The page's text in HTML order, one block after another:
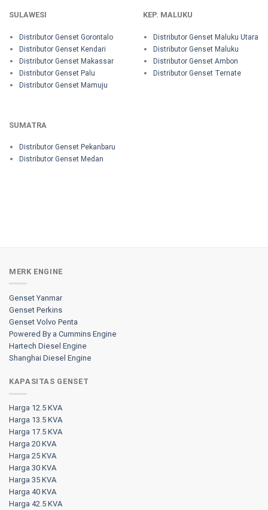
SULAWESI
Distributor Genset Gorontalo
Distributor Genset Kendari
Distributor Genset Makassar
Distributor Genset Palu
Distributor Genset Mamuju
KEP. MALUKU
Distributor Genset Maluku Utara
Distributor Genset Maluku
Distributor Genset Ambon
Distributor Genset Ternate
SUMATRA
Distributor Genset Pekanbaru
Distributor Genset Medan
MERK ENGINE
Genset Yanmar
Genset Perkins
Genset Volvo Penta
Powered By a Cummins Engine
Hartech Diesel Engine
Shanghai Diesel Engine
KAPASITAS GENSET
Harga 12.5 KVA
Harga 13.5 KVA
Harga 17.5 KVA
Harga 20 KVA
Harga 25 KVA
Harga 30 KVA
Harga 35 KVA
Harga 40 KVA
Harga 42.5 KVA